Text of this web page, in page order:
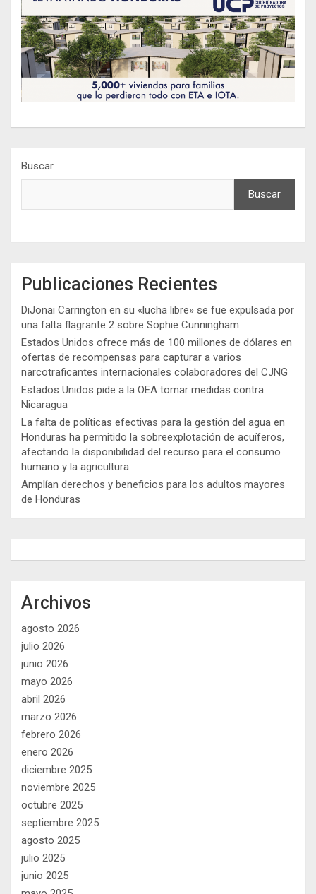
Buscar
Buscar
Publicaciones Recientes
DiJonai Carrington en su «lucha libre» se fue expulsada por
una falta flagrante 2 sobre Sophie Cunningham
Estados Unidos ofrece más de 100 millones de dólares en
ofertas de recompensas para capturar a varios
narcotraficantes internacionales colaboradores del CJNG
Estados Unidos pide a la OEA tomar medidas contra
Nicaragua
La falta de políticas efectivas para la gestión del agua en
Honduras ha permitido la sobreexplotación de acuíferos,
afectando la disponibilidad del recurso para el consumo
humano y la agricultura
Amplían derechos y beneficios para los adultos mayores
de Honduras
Archivos
agosto 2026
julio 2026
junio 2026
mayo 2026
abril 2026
marzo 2026
febrero 2026
enero 2026
diciembre 2025
noviembre 2025
octubre 2025
septiembre 2025
agosto 2025
julio 2025
junio 2025